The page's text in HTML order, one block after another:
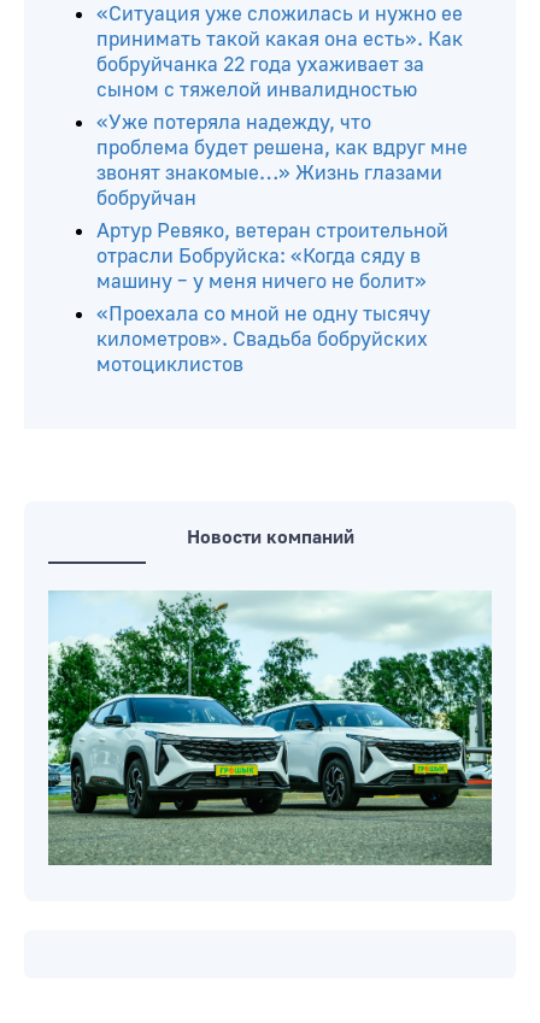
«Ситуация уже сложилась и нужно ее
принимать такой какая она есть». Как
бобруйчанка 22 года ухаживает за
сыном с тяжелой инвалидностью
«Уже потеряла надежду, что
проблема будет решена, как вдруг мне
звонят знакомые…» Жизнь глазами
бобруйчан
Артур Ревяко, ветеран строительной
отрасли Бобруйска: «Когда сяду в
машину – у меня ничего не болит»
«Проехала со мной не одну тысячу
километров». Свадьба бобруйских
мотоциклистов
Новости компаний